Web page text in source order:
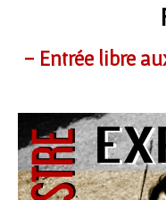
- Entrée libre